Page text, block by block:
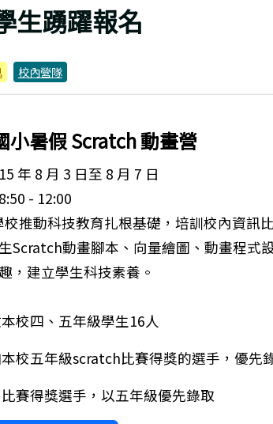
生踴躍報名
校內營隊
小暑假 Scratch 動畫營
年 8 月 3 日至 8 月 7 日
- 12:00
推動科技教育扎根基礎，培訓校內資訊
動畫腳本、向量繪圖、動畫程式
建立學生科技素養。
校四、五年級學生16人
校五年級scratch比賽得獎的選手，優先
賽得獎選手，以五年級優先錄取